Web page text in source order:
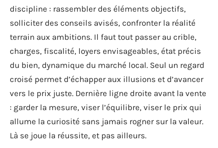
discipline : rassembler des éléments objectifs,
solliciter des conseils avisés, confronter la réalité
terrain aux ambitions. Il faut tout passer au crible,
charges, fiscalité, loyers envisageables, état précis
du bien, dynamique du marché local. Seul un regard
croisé permet d’échapper aux illusions et d’avancer
vers le prix juste. Dernière ligne droite avant la vente
: garder la mesure, viser l’équilibre, viser le prix qui
allume la curiosité sans jamais rogner sur la valeur.
Là se joue la réussite, et pas ailleurs.